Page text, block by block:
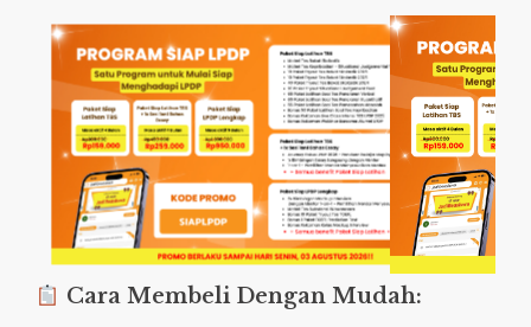
Cara Membeli Dengan Mudah: